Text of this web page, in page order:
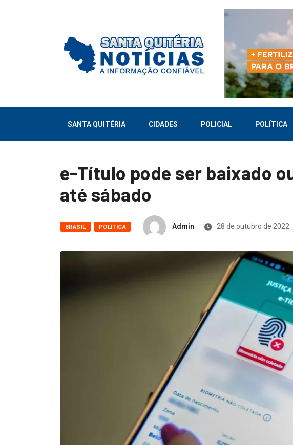
SANTA QUITÉRIA CIDADES POLICIAL POLÍTICA
e-Título pode ser baixado
até sábado
BRASIL POLÍTICA Admin 28 de outubro de 2022